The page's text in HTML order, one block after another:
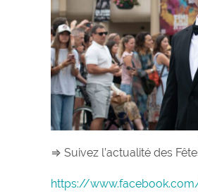
⇒ Suivez l’actualité des
https://